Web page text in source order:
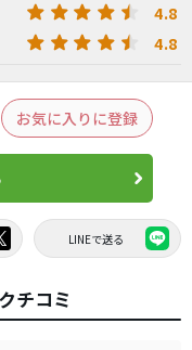
4.8
4.8
お気に入りに登録
LINEで送る
チコミ